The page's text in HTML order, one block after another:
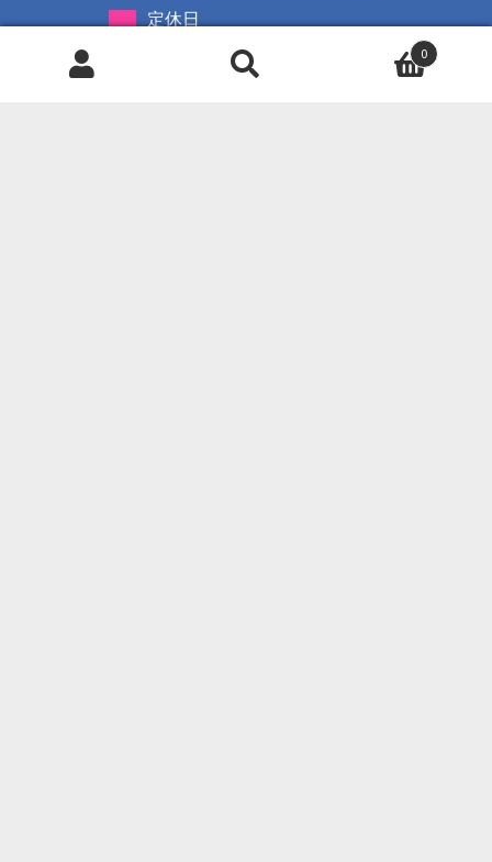
定休日
イベント開催日
0